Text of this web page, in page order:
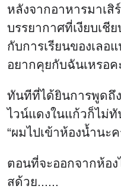
หลังจากอาหารมาเสิ
บรรยากาศที่เงียบเชีย
กับการเรียนของเลอ
อยากคุยกับฉันเหรอค
ทันทีที่ได้ยินการพูดถึ
ไวน์แดงในแก้วก็ไม่
“ผมไปเข้าห้องน้ำนะค
ตอนที่จะออกจากห้อง
สด้วย......